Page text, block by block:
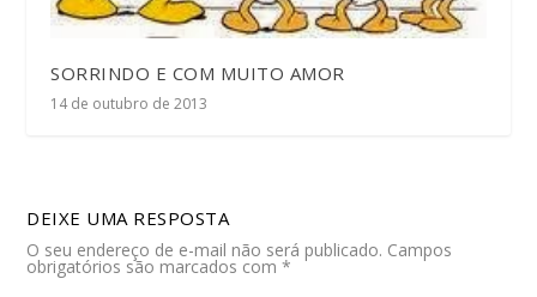
SORRINDO E COM MUITO AMOR
14 de outubro de 2013
DEIXE UMA RESPOSTA
O seu endereço de e-mail não será publicado. Campos
obrigatórios são marcados com*